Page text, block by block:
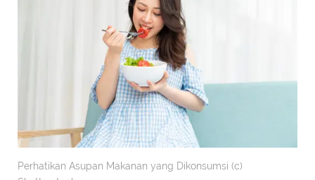
Perhatikan Asupan Makanan yang Dikonsumsi (c)